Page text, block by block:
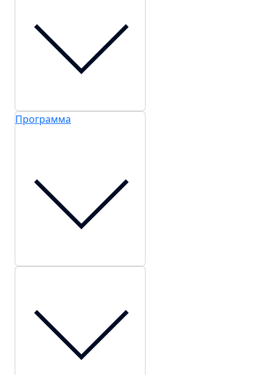
Программа